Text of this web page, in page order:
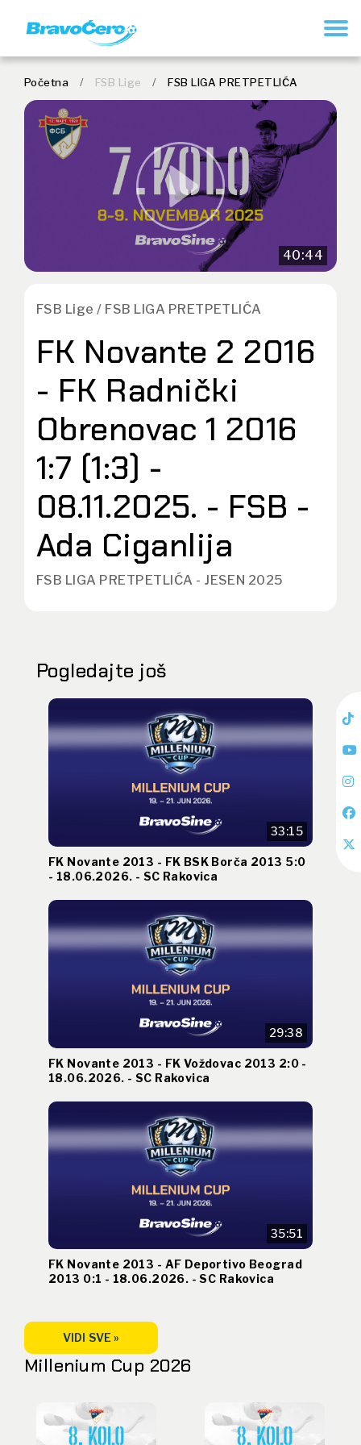
Početna / FSB Lige / FSB LIGA PRETPETLIĆA
40:44
FSB Lige / FSB LIGA PRETPETLIĆA
FK Novante 2 2016
- FK Radnički
Obrenovac 1 2016
1:7 (1:3) -
08.11.2025. - FSB -
Ada Ciganlija
FSB LIGA PRETPETLIĆA - JESEN 2025
Pogledajte još
33:15
FK Novante 2013 - FK BSK Borča 2013 5:0
- 18.06.2026. - SC Rakovica
29:38
FK Novante 2013 - FK Voždovac 2013 2:0 -
18.06.2026. - SC Rakovica
35:51
FK Novante 2013 - AF Deportivo Beograd
2013 0:1 - 18.06.2026. - SC Rakovica
VIDI SVE »
Millenium Cup 2026